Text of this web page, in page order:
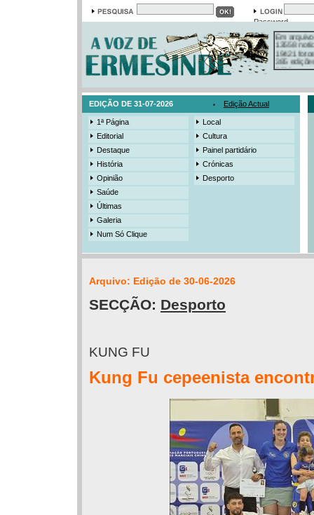
Password
13558
19421
385
3206
525
EDIÇÃO DE 31-07-2026 Edição Actual
1ª Página
Editorial
Destaque
História
Opinião
Saúde
Últimas
Galeria
Num Só Clique
Local
Cultura
Painel partidário
Crónicas
Desporto
Arquivo: Edição de 30-06-2026
SECÇÃO: Desporto
KUNG FU
Kung Fu cepeenista